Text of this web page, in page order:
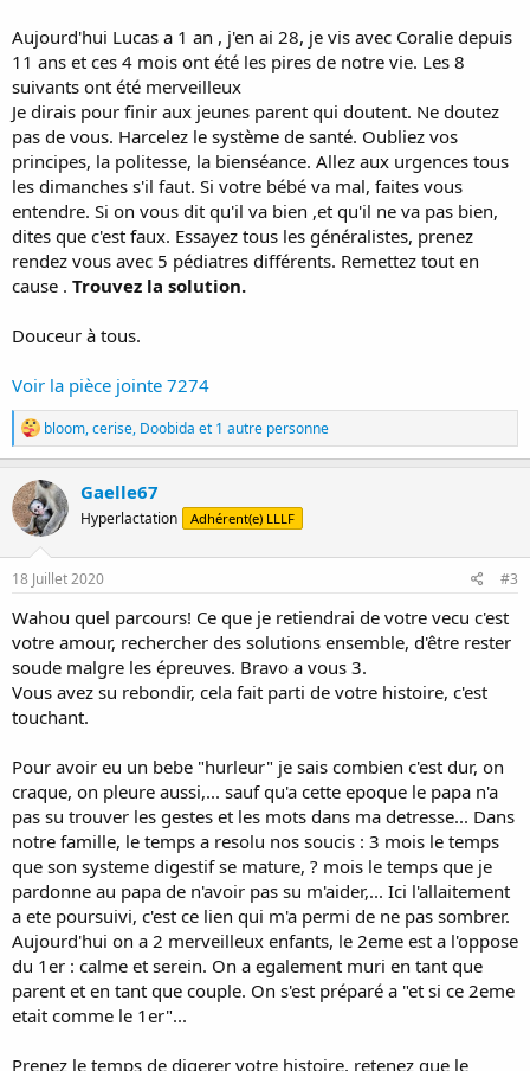
Aujourd'hui Lucas a 1 an , j'en ai 28, je vis avec Coralie depuis
11 ans et ces 4 mois ont été les pires de notre vie. Les 8
suivants ont été merveilleux
Je dirais pour finir aux jeunes parent qui doutent. Ne doutez
pas de vous. Harcelez le système de santé. Oubliez vos
principes, la politesse, la bienséance. Allez aux urgences tous
les dimanches s'il faut. Si votre bébé va mal, faites vous
entendre. Si on vous dit qu'il va bien ,et qu'il ne va pas bien,
dites que c'est faux. Essayez tous les généralistes, prenez
rendez vous avec 5 pédiatres différents. Remettez tout en
cause . Trouvez la solution.
Douceur à tous.
Voir la pièce jointe 7274
R
é
a
c
t
i
o
n
s
bloom,cerise, Doobida et 1 autre personne
Gaelle67
Hyperlactation Adhérent(e) LLLF
18 Juillet 2020 #3
Wahou quel parcours! Ce que je retiendrai de votre vecu c'est
votre amour, rechercher des solutions ensemble, d'être rester
soude malgre les épreuves. Bravo a vous 3.
Vous avez su rebondir, cela fait parti de votre histoire, c'est
touchant.
Pour avoir eu un bebe "hurleur" je sais combien c'est dur, on
craque, on pleure aussi,... sauf qu'a cette epoque le papa n'a
pas su trouver les gestes et les mots dans ma detresse... Dans
notre famille, le temps a resolu nos soucis : 3 mois le temps
que son systeme digestif se mature, ? mois le temps que je
pardonne au papa de n'avoir pas su m'aider,... Ici l'allaitement
a ete poursuivi, c'est ce lien qui m'a permi de ne pas sombrer.
Aujourd'hui on a 2 merveilleux enfants, le 2eme est a l'oppose
du 1er : calme et serein. On a egalement muri en tant que
parent et en tant que couple. On s'est préparé a "et si ce 2eme
etait comme le 1er"...
Prenez le temps de digerer votre histoire, retenez que le